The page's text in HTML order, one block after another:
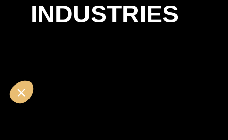
INDUSTRIES